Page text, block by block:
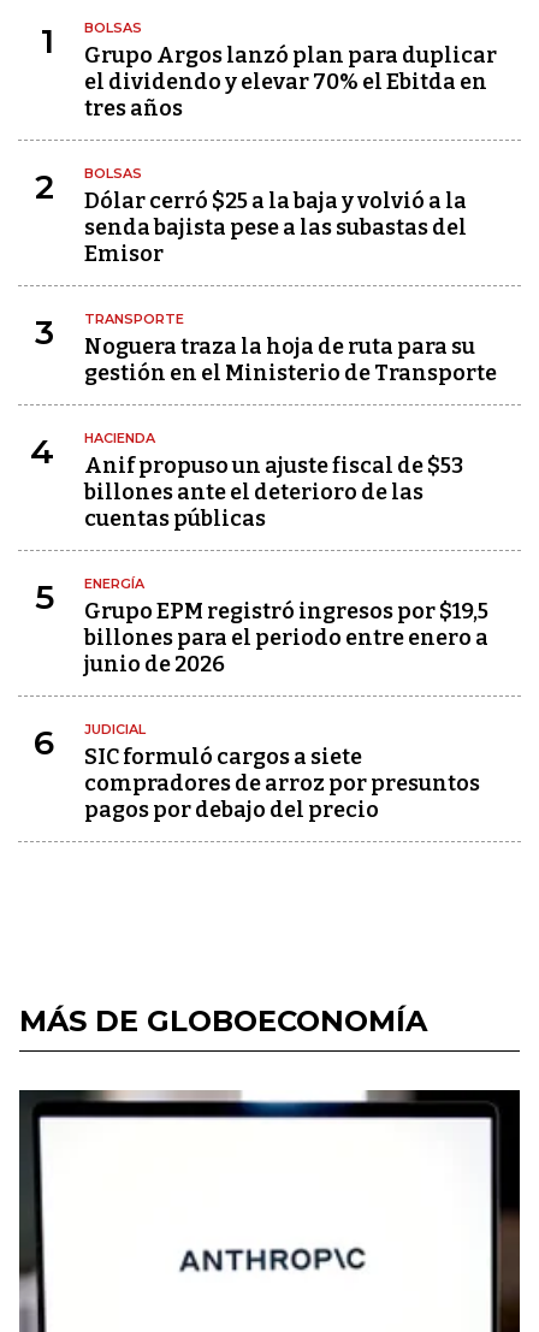
1 BOLSAS
Grupo Argos lanzó plan para duplicar
el dividendo y elevar 70% el Ebitda en
tres años
2 BOLSAS
Dólar cerró $25 a la baja y volvió a la
senda bajista pese a las subastas del
Emisor
3 TRANSPORTE
Noguera traza la hoja de ruta para su
gestión en el Ministerio de Transporte
4 HACIENDA
Anif propuso un ajuste fiscal de $53
billones ante el deterioro de las
cuentas públicas
5 ENERGÍA
Grupo EPM registró ingresos por $19,5
billones para el periodo entre enero a
junio de 2026
6 JUDICIAL
SIC formuló cargos a siete
compradores de arroz por presuntos
pagos por debajo del precio
MÁS DE GLOBOECONOMÍA